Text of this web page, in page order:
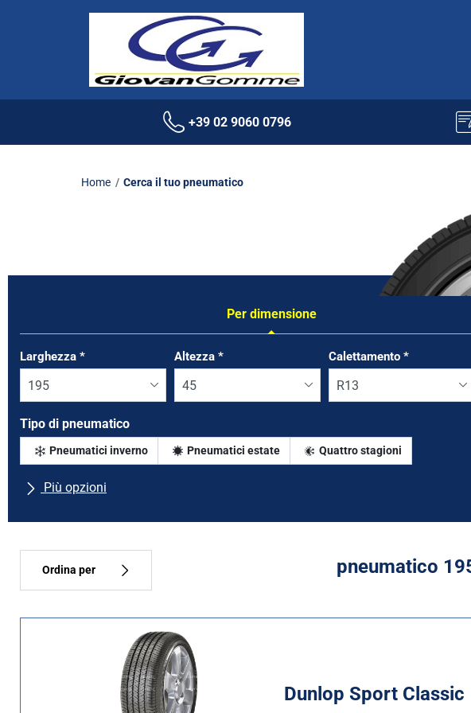
+39 02 9060 0796
Home Cerca il tuo pneumatico
Per dimensione
Tab updated: Per dimensione
Larghezza * Altezza* Calettamento*
Tipo di pneumatico
Pneumatici inverno Pneumatici estate Quattro stagioni
Più opzioni
Ordina per
Tutti i tipi (1)
Inverno (0)
pneumatico
Dunlop Sport Classic